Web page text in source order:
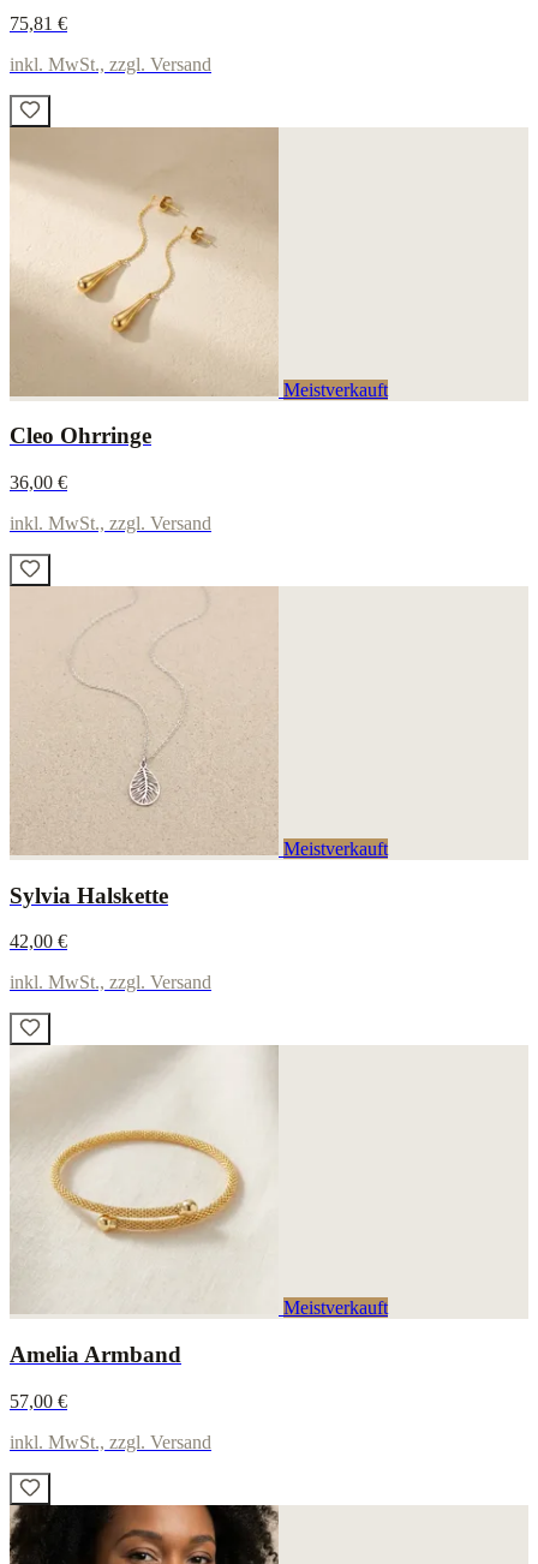
75,81 €
inkl. MwSt., zzgl. Versand
Meistverkauft
Cleo Ohrringe
36,00 €
inkl. MwSt., zzgl. Versand
Meistverkauft
Sylvia Halskette
42,00 €
inkl. MwSt., zzgl. Versand
Meistverkauft
Amelia Armband
57,00 €
inkl. MwSt., zzgl. Versand